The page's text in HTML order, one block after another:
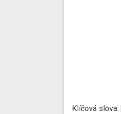
Klíčová slova: